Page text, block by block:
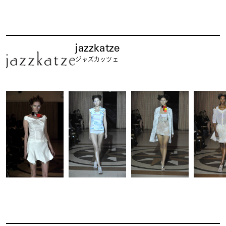
jazzkatze
ジャズカッツェ